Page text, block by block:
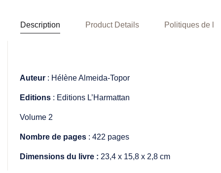
Description Product Details Politiques de la
Auteur : Hélène Almeida-Topor
Editions : Editions L’Harmattan
Volume 2
Nombre de pages : 422 pages
Dimensions du livre : 23,4 x 15,8 x 2,8 cm